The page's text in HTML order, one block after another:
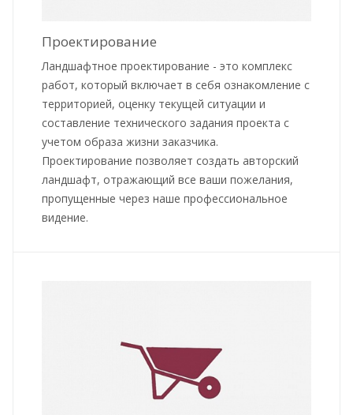
Проектирование
Ландшафтное проектирование - это комплекс
работ, который включает в себя ознакомление с
территорией, оценку текущей ситуации и
составление технического задания проекта с
учетом образа жизни заказчика.
Проектирование позволяет создать авторский
ландшафт, отражающий все ваши пожелания,
пропущенные через наше профессиональное
видение.